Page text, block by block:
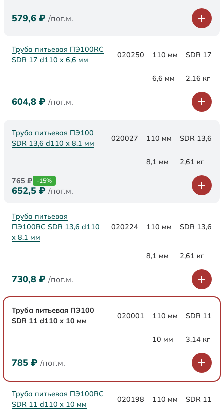
579,6 ₽ /пог.м.
Труба питьевая ПЭ100RC
SDR 17 d110 х 6,6 мм
020250 110 мм SDR 17
6,6 мм 2,16 кг
604,8 ₽ /пог.м.
Труба питьевая ПЭ100
SDR 13,6 d110 х 8,1 мм
020027 110 мм SDR 13,6
8,1 мм 2,61 кг
765₽ -15%
652,5 ₽ /пог.м.
Труба питьевая
ПЭ100RC SDR 13,6 d110
х 8,1 мм
020224 110 мм SDR 13,6
8,1 мм 2,61 кг
730,8 ₽ /пог.м.
Труба питьевая ПЭ100
SDR 11 d110 х 10 мм
020001 110 мм SDR 11
10 мм 3,14 кг
785 ₽ /пог.м.
Труба питьевая ПЭ100RC
SDR 11 d110 х 10 мм
020198 110 мм SDR 11